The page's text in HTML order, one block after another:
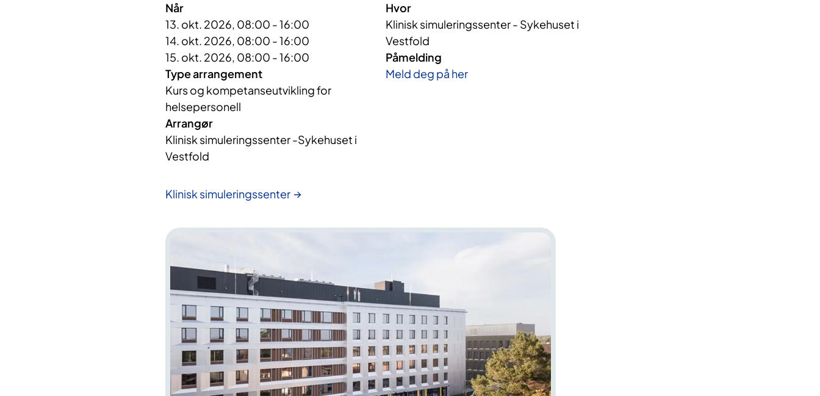
Når
13. okt. 2026, 08:00 - 16:00
14. okt. 2026, 08:00 - 16:00
15. okt. 2026, 08:00 - 16:00
Type arrangement
Kurs og kompetanseutvikling for
helsepersonell
Arrangør
Klinisk simuleringssenter -Sykehuset i
Vestfold
Klinisk simuleringssenter
Hvor
Klinisk simuleringssenter - Sykehuset i
Vestfold
Påmelding
Meld deg på her